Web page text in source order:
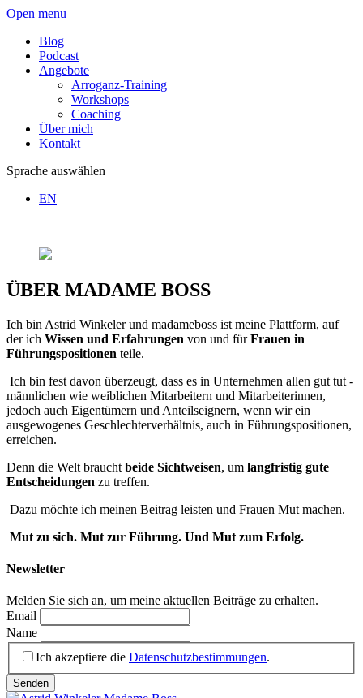
Open menu
Blog
Podcast
Angebote
Arroganz-Training
Workshops
Coaching
Über mich
Kontakt
Sprache auswählen
EN
ÜBER MADAME BOSS
Ich bin Astrid Winkeler und madameboss ist meine Plattform, auf
der ich Wissen und Erfahrungen von und fürFrauen in
Führungspositionen teile.
Ich bin fest davon überzeugt, dass es in Unternehmen allen gut tut -
männlichen wie weiblichen Mitarbeitern und Mitarbeiterinnen,
jedoch auch Eigentümern und Anteilseignern, wenn wir ein
ausgewogenes Geschlechterverhältnis, auch in Führungspositionen,
erreichen.
Denn die Welt braucht beide Sichtweisen, um langfristig gute
Entscheidungen zu treffen.
Dazu möchte ich meinen Beitrag leisten und Frauen Mut machen.
Mut zu sich. Mut zur Führung. Und Mut zum Erfolg.
Newsletter
Melden Sie sich an, um meine aktuellen Beiträge zu erhalten.
Email
Name
Ich akzeptiere die Datenschutzbestimmungen.